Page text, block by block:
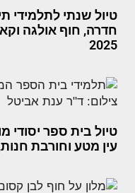
טיול שנתי לתלמידי
חדרה, חוף אולגה
2025
טיול בית ספר יסודי
עין מטע וחורבת חנות,